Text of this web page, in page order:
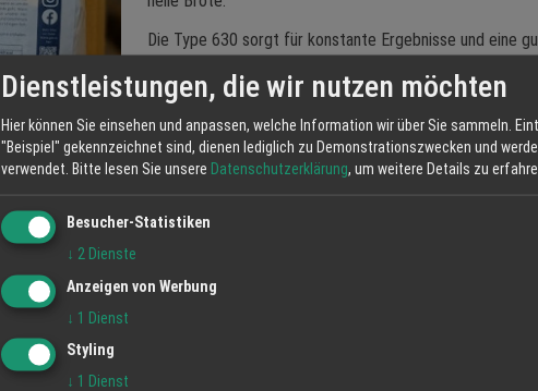
Die Type 630 sorgt für konstante Ergebnisse und eine
erhalten aber den typischen Dinkelcharakter.
#HuberMühle
Dienstleistungen, die wir nutzen möchten
Hier können Sie einsehen und anpassen, welche Information wir über Sie sammeln.
"Beispiel" gekennzeichnet sind, dienen lediglich zu Demonstrationszwecken und
verwendet. Bitte lesen Sie unsere Datenschutzerklärung, um weitere Details zu
Besucher-Statistiken
↓ 2 Dienste
Anzeigen von Werbung
↓ 1 Dienst
Styling
↓ 1 Dienst